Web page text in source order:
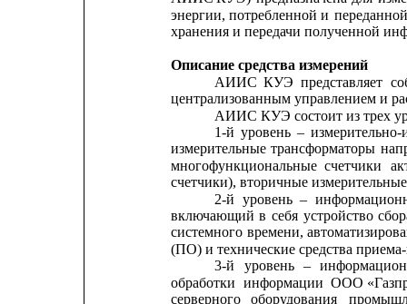
энергии, потребленной и переданной
хранения и передачи полученной
Описание средства измерений
АИИС КУЭ представляет
централизованным управлением и
АИИС КУЭ состоит из трех
1-й уровень –
измерительные трансформаторы
многофункциональные счетчики
счетчики), вторичные
2-й уровень –
включающий в себя устройство
системного времени,
(ПО) и технические средства
3-й
уровень –
обработки информации ООО
серверного
оборудования